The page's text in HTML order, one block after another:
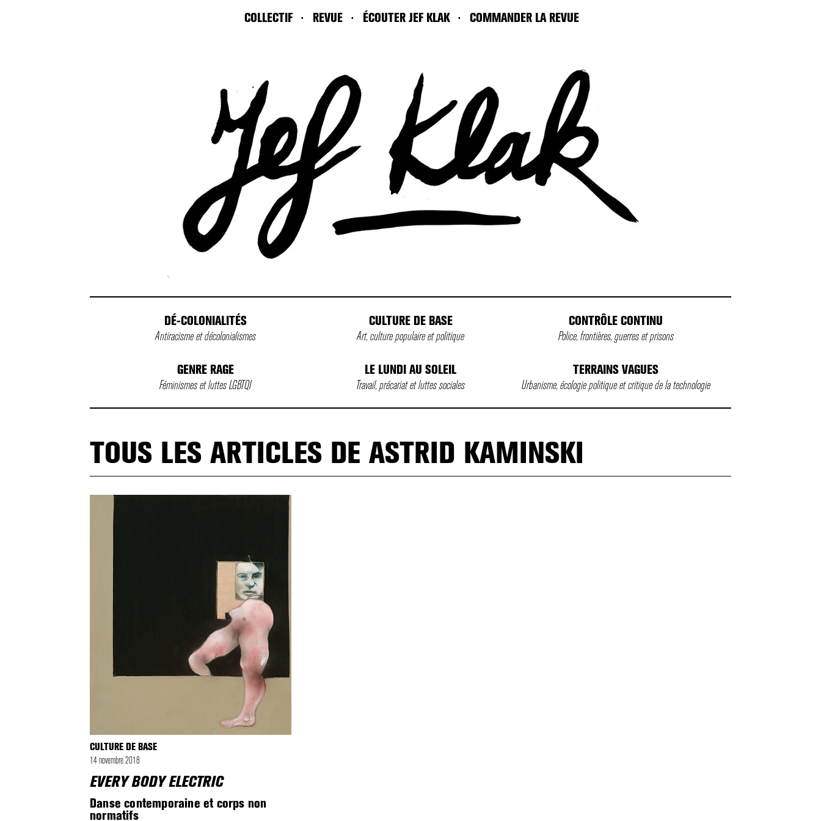
COLLECTIF REVUE ÉCOUTER JEF KLAK COMMANDER LA REVUE
DÉ-COLONIALITÉS
Antiracisme et décolonialismes
CULTURE DE BASE
Art, culture populaire et politique
CONTRÔLE CONTINU
Police, frontières, guerres et prisons
GENRE RAGE
Féminismes et luttes LGBTQI
LE LUNDI AU SOLEIL
Travail, précariat et luttes sociales
TERRAINS VAGUES
Urbanisme, écologie politique et critique de la technologie
TOUS LES ARTICLES DE ASTRID KAMINSKI
CULTURE DE BASE
14 novembre 2018
EVERY BODY ELECTRIC
Danse contemporaine et corps non
normatifs